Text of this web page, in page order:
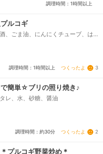
調理時間：1時間以上
ルコギ
、ごま油、にんにくチューブ、は
ン、ごま
調理時間：1時間以上 つくったよ 3
簡単☆ブリの照り焼き♪
レ、水、砂糖、醤油
調理時間：約30分 つくったよ 2
プルコギ野菜炒め＊